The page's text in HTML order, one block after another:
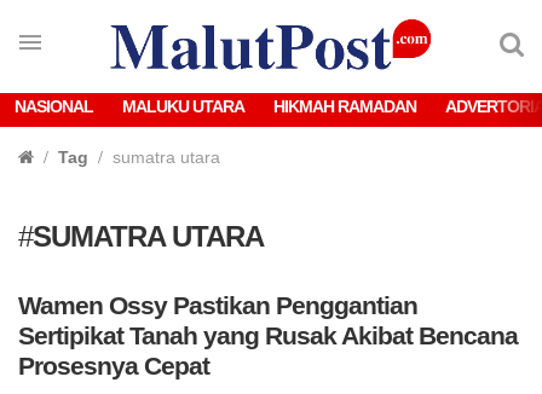
NASIONAL MALUKU UTARA HIKMAH RAMADAN
Tag sumatra utara
#SUMATRA UTARA
Wamen Ossy Pastikan Penggantian
Sertipikat Tanah yang Rusak Akibat Bencana
Prosesnya Cepat